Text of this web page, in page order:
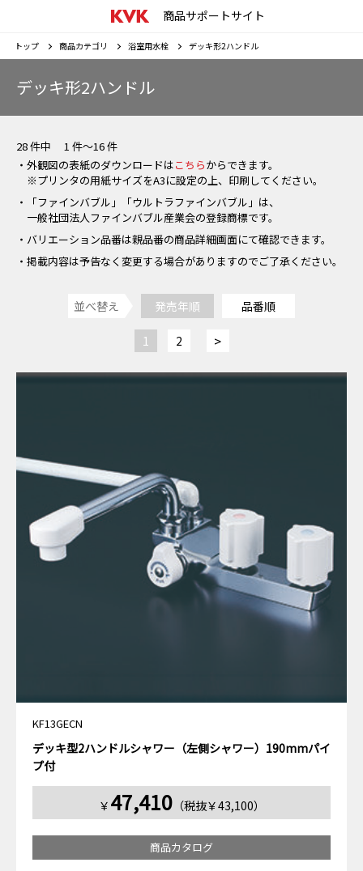
商品サポートサイト
トップ 商品カテゴリ 浴室用水栓 デッキ形2ハンドル
デッキ形2ハンドル
28 件中 1 件～16 件
・外観図の表紙のダウンロードはこちらからできます。
※プリンタの用紙サイズをA3に設定の上、印刷してください。
・「ファインバブル」「ウルトラファインバブル」は、
一般社団法人ファインバブル産業会の登録商標です。
・バリエーション品番は親品番の商品詳細画面にて確認できます。
・掲載内容は予告なく変更する場合がありますのでご了承ください。
並べ替え 発売年順 品番順
1 2 >
KF13GECN
デッキ型2ハンドルシャワー（左側シャワー）190mmパイ
プ付
￥ 47,410（税抜￥43,100）
商品カタログ